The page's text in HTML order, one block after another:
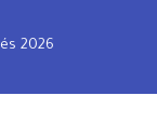
2026